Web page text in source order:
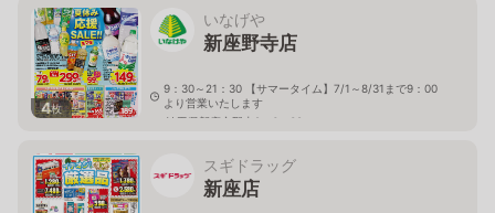
4枚
いなげや
新座野寺店
9：30～21：30 【サマータイム】7/1～8/31まで9：00
より営業いたします
埼玉県新座市野寺2－6－38
スギドラッグ
新座店